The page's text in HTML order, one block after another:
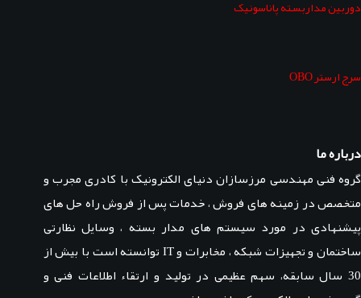
دوربین مداربسته پاناسونیک
سرج ارستر OBO
درباره ما
گروه فنی مهندسی مرزسازان دنیای الکترونیک با کادری مجرب و
متخصص در زمینه های فروش ، خدمات پس از فروش راه حل های
پیشنهادی در مورد سیستم های مدار بسته ، وسایل نظارتی
ساختمان و تجهیزات شبکه ، مخابرات و IT توانسته است با بیش از
30 سال سابقه، سهم عظیمی در تولید و ارتقاء اطلاعات فنی و